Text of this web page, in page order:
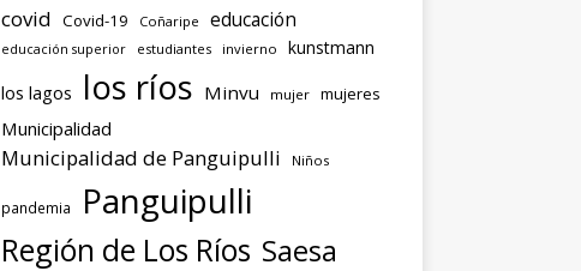
covid Covid-19 Coñaripe educación
educación superior estudiantes invierno kunstmann
los lagos los ríos Minvu mujer mujeres
Municipalidad
Municipalidad de Panguipulli Niños
pandemia Panguipulli
Región de Los Ríos Saesa